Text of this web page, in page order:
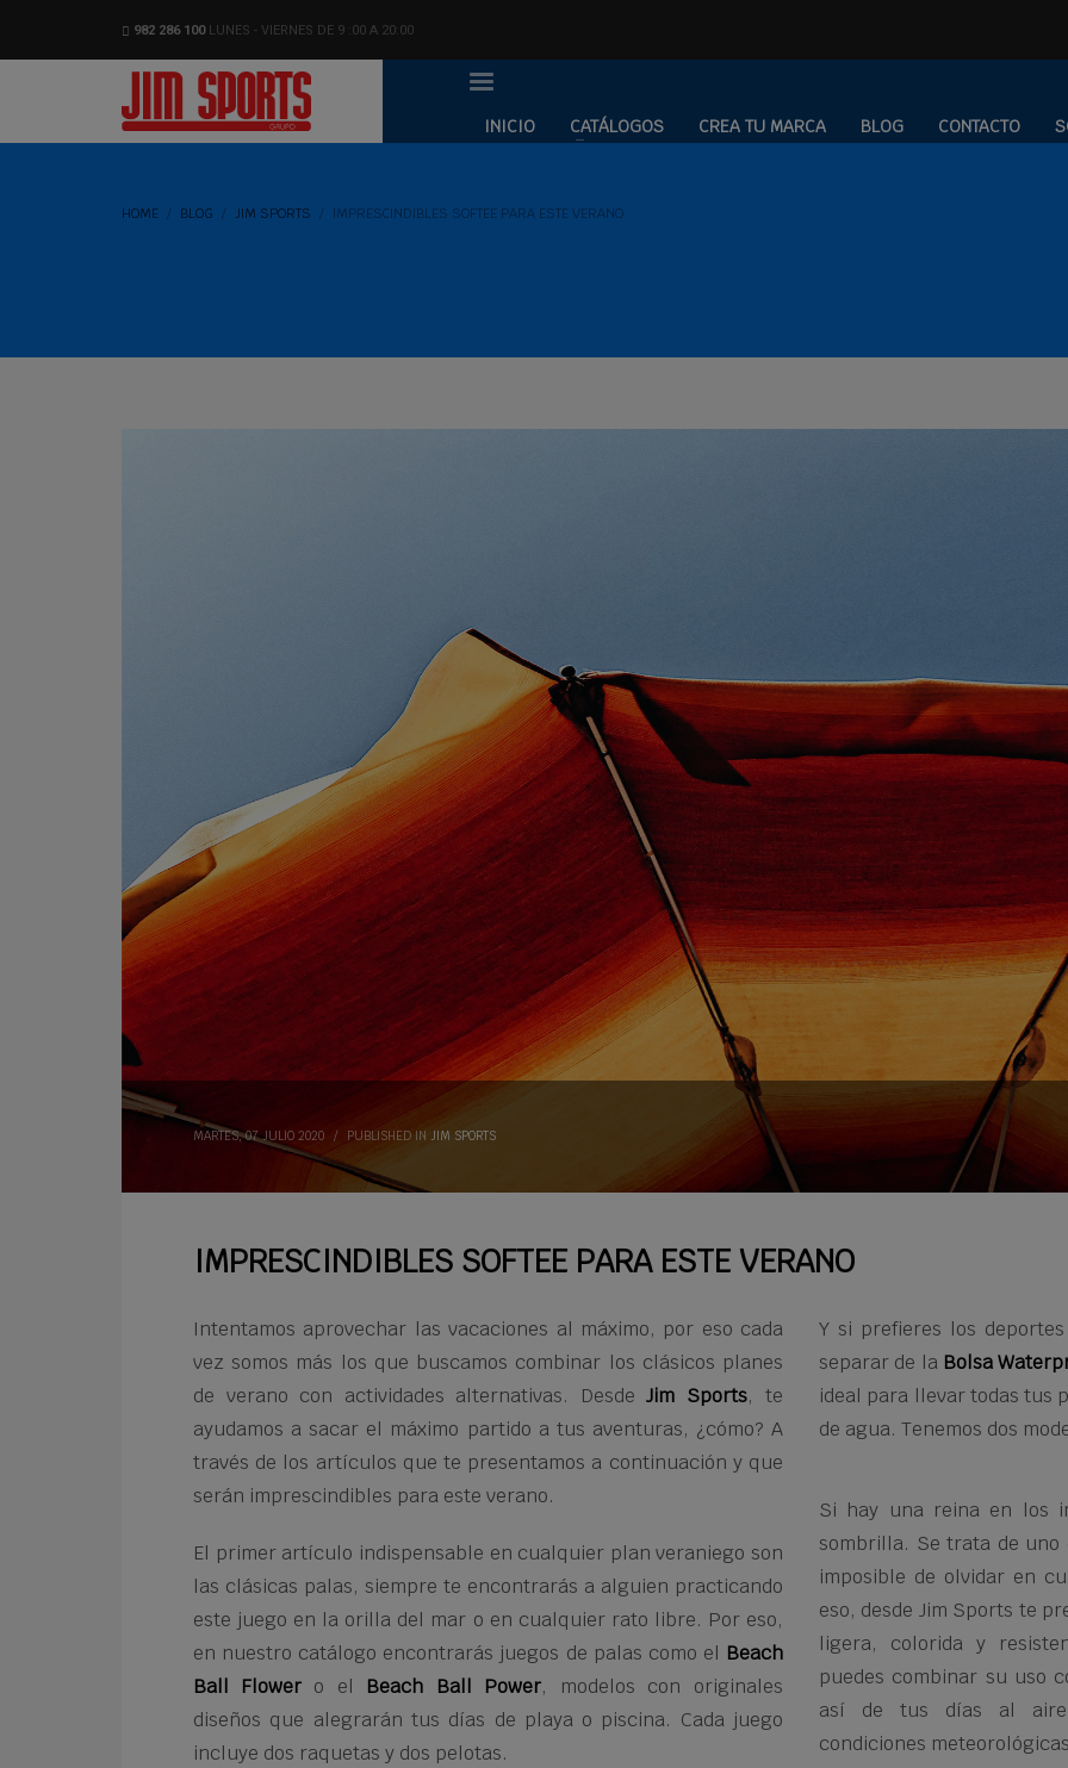
982 286 100LUNES - VIERNES DE 9 :00 A 20:00
INICIO CATÁLOGOS CREA TU MARCA BLOG CONTACTO
HOME BLOG JIM SPORTS IMPRESCINDIBLES SOFTEE PARA ESTE VERANO
MARTES, 07 JULIO 2020 / PUBLISHED IN JIM SPORTS
IMPRESCINDIBLES SOFTEE PARA ESTE VERANO
Intentamos aprovechar las vacaciones al máximo, por eso cada
vez somos más los que buscamos combinar los clásicos planes
de verano con actividades alternativas. Desde Jim Sports, te
ayudamos a sacar el máximo partido a tus aventuras, ¿cómo? A
través de los artículos que te presentamos a continuación y que
serán imprescindibles para este verano.
El primer artículo indispensable en cualquier plan veraniego son
las clásicas palas, siempre te encontrarás a alguien practicando
este juego en la orilla del mar o en cualquier rato libre. Por eso,
en nuestro catálogo encontrarás juegos de palas como el Beach
Ball Flower o el Beach Ball Power, modelos con originales
diseños que alegrarán tus días de playa o piscina. Cada juego
incluye dos raquetas y dos pelotas.
Y si prefieres los
separar de la Bolsa
ideal para llevar todas tus
de agua. Tenemos dos
Si hay una reina en los
sombrilla. Se trata de uno
imposible de olvidar en
eso, desde Jim Sports te
ligera, colorida y
puedes combinar su uso
así de tus días al aire
condiciones